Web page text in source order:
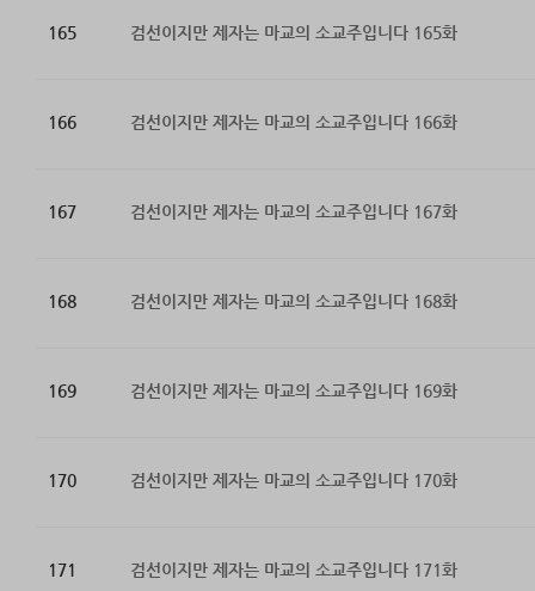
165 검선이지만 제자는 마교의 소교주입니다 165화
166 검선이지만 제자는 마교의 소교주입니다 166화
167 검선이지만 제자는 마교의 소교주입니다 167화
168 검선이지만 제자는 마교의 소교주입니다 168화
169 검선이지만 제자는 마교의 소교주입니다 169화
170 검선이지만 제자는 마교의 소교주입니다 170화
171 검선이지만 제자는 마교의 소교주입니다 171화